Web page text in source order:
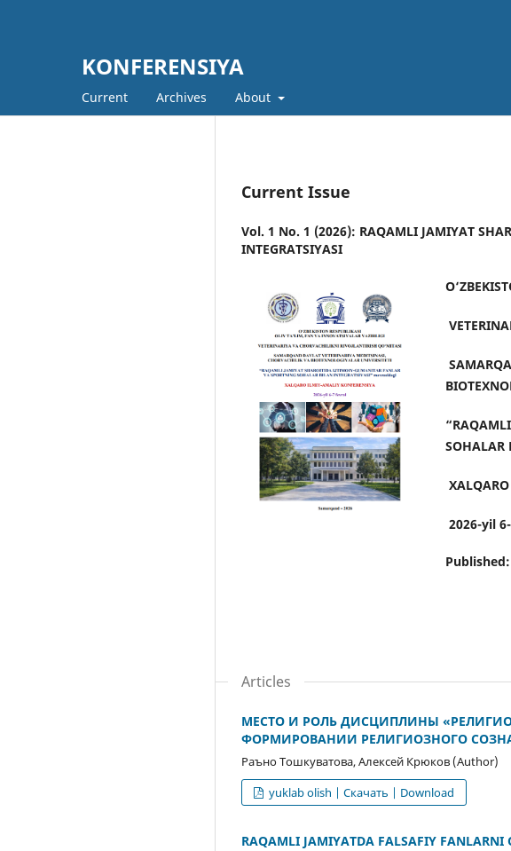
KONFERENSIYA
Current Archives About
Current Issue
Vol. 1 No. 1 (2026): RAQAMLI JAMIYAT
INTEGRATSIYASI
“
SOHALAR
XALQARO
2026-yil
Published:
Articles
МЕСТО И РОЛЬ ДИСЦИПЛИНЫ
ФОРМИРОВАНИИ РЕЛИГИОЗНОГО
Раъно Тошкуватова, Алексей Крюков (Author)
yuklab olish | Скачать | Download
RAQAMLI JAMIYATDA FALSAFIY